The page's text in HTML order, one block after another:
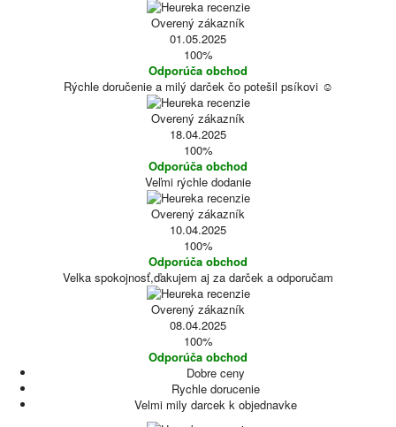
Overený zákazník
01.05.2025
100%
Odporúča obchod
Rýchle doručenie a milý darček čo potešil psíkovi ☺️
Overený zákazník
18.04.2025
100%
Odporúča obchod
Veľmi rýchle dodanie
Overený zákazník
10.04.2025
100%
Odporúča obchod
Velka spokojnosť,ďakujem aj za darček a odporučam
Overený zákazník
08.04.2025
100%
Odporúča obchod
Dobre ceny
Rychle dorucenie
Velmi mily darcek k objednavke